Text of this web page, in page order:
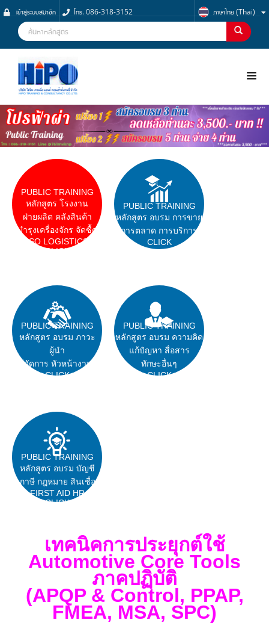
เข้าสู่ระบบสมาชิก โทร. 086-318-3152 ภาษาไทย (Thai)
NOO
PUBLIC TRAINING
หลักสูตร โรงงาน
ฝ่ายผลิต คลังสินค้า
บำรุงเครื่องจักร จัดซื้ด
ISO LOGISTICS
CLICK
PUBLIC TRAINING
หลักสูตร อบรม การขาย
การตลาด การบริการ
CLICK
PUBLIC TRAINING
หลักสูตร อบรม ภาวะ
ผู้นำ
ผู้จัดการ หัวหน้างาน
CLICK
PUBLIC TRAINING
หลักสูตร อบรม ความคิด
แก้ปํญหา สื่อสาร
ทักษะอื่นๆ
CLICK
PUBLIC TRAINING
หลักสูตร อบรม บัญชี
ภาษี กฎหมาย สินเชื่อ
FIRST AID HR
CLICK
เทคนิคการประยุกต์ใช้
Automotive Core Tools
ภาคปฏิบัติ
(APQP & Control, PPAP,
FMEA, MSA, SPC)